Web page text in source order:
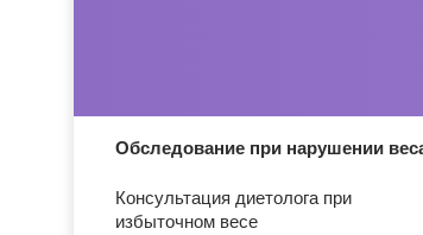
Обследование при нарушении
Консультация диетолога при
избыточном весе